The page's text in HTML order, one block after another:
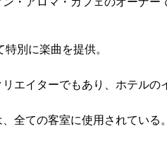
別に楽曲を提供。
エイターでもあり、ホテルの
全ての客室に使用されている。